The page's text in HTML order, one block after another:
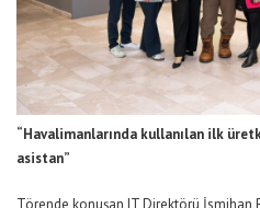
“Havalimanlarında kullanılan ilk
asistan”